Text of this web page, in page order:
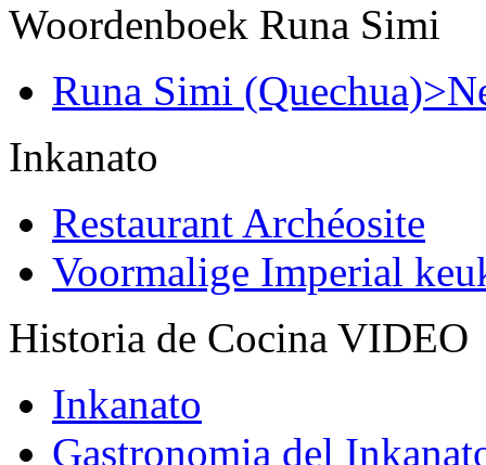
Woordenboek Runa Simi
Runa Simi
Inkanato
Restaurant Archéosite
Voormalige Imperial
Historia de Cocina VIDEO
Inkanato
Gastronomia del